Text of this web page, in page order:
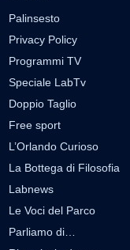
Palinsesto
Privacy Policy
Programmi TV
Speciale LabTv
Doppio Taglio
Free sport
L’Orlando Curioso
La Bottega di Filosofia
Labnews
Le Voci del Parco
Parliamo di…